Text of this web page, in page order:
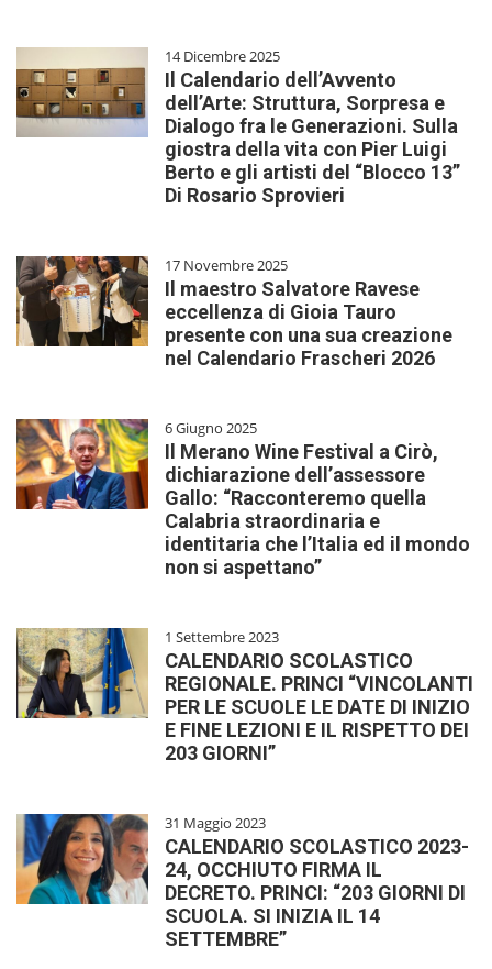
14 Dicembre 2025
Il Calendario dell’Avvento
dell’Arte: Struttura, Sorpresa e
Dialogo fra le Generazioni. Sulla
giostra della vita con Pier Luigi
Berto e gli artisti del “Blocco 13”
Di Rosario Sprovieri
17 Novembre 2025
Il maestro Salvatore Ravese
eccellenza di Gioia Tauro
presente con una sua creazione
nel Calendario Frascheri 2026
6 Giugno 2025
Il Merano Wine Festival a Cirò,
dichiarazione dell’assessore
Gallo: “Racconteremo quella
Calabria straordinaria e
identitaria che l’Italia ed il mondo
non si aspettano”
1 Settembre 2023
CALENDARIO SCOLASTICO
REGIONALE. PRINCI “VINCOLANTI
PER LE SCUOLE LE DATE DI INIZIO
E FINE LEZIONI E IL RISPETTO DEI
203 GIORNI”
31 Maggio 2023
CALENDARIO SCOLASTICO 2023-
24, OCCHIUTO FIRMA IL
DECRETO. PRINCI: “203 GIORNI DI
SCUOLA. SI INIZIA IL 14
SETTEMBRE”